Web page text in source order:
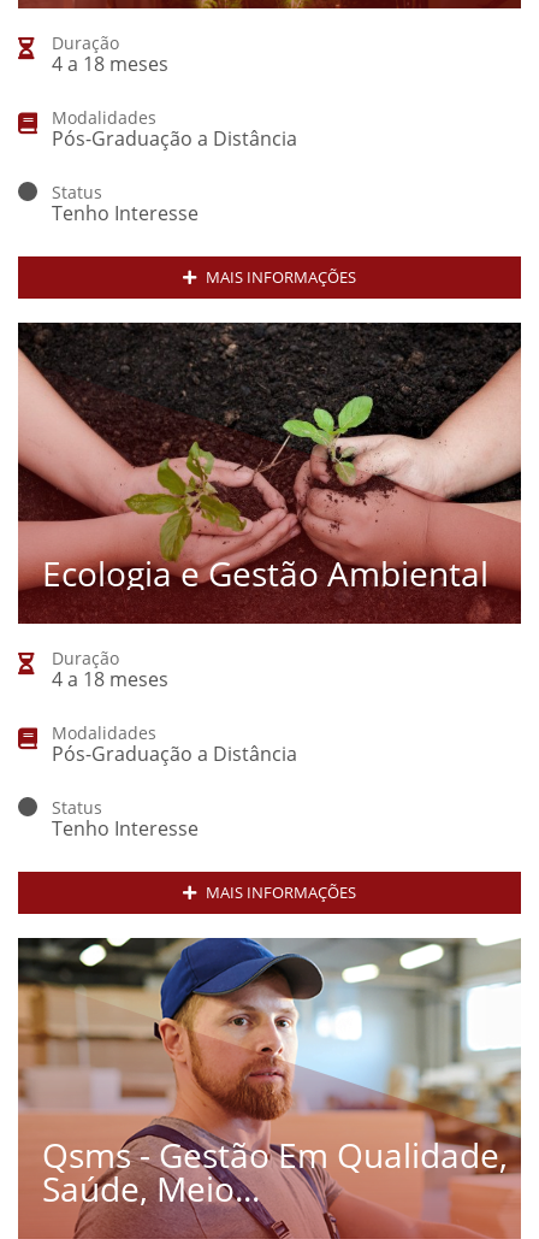
Duração
4 a 18 meses
Modalidades
Pós-Graduação a Distância
Status
Tenho Interesse
MAIS INFORMAÇÕES
Ecologia e Gestão Ambiental
Duração
4 a 18 meses
Modalidades
Pós-Graduação a Distância
Status
Tenho Interesse
MAIS INFORMAÇÕES
Qsms - Gestão Em Qualidade,
Saúde, Meio...